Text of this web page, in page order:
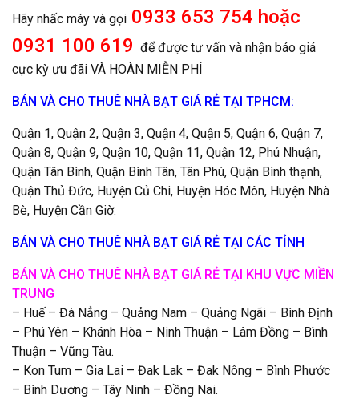
Hãy nhấc máy và gọi 0933 653 754 hoặc
0931 100 619 để được tư vấn và nhận báo giá
cực kỳ ưu đãi VÀ HOÀN MIỄN PHÍ
BÁN VÀ CHO THUÊ NHÀ BẠT GIÁ RẺ TẠI TPHCM:
Quận 1, Quận 2, Quận 3, Quận 4, Quận 5, Quận 6, Quận 7,
Quận 8, Quận 9, Quận 10, Quận 11, Quận 12, Phú Nhuận,
Quận Tân Bình, Quận Bình Tân, Tân Phú, Quận Bình thạnh,
Quận Thủ Đức, Huyện Củ Chi, Huyện Hóc Môn, Huyện Nhà
Bè, Huyện Cần Giờ.
BÁN VÀ CHO THUÊ NHÀ BẠT GIÁ RẺ TẠI CÁC TỈNH
BÁN VÀ CHO THUÊ NHÀ BẠT GIÁ RẺ TẠI KHU VỰC MIỀN
TRUNG
– Huế – Đà Nẳng – Quảng Nam – Quảng Ngãi – Bình Định
– Phú Yên – Khánh Hòa – Ninh Thuận – Lâm Đồng – Bình
Thuận – Vũng Tàu.
– Kon Tum – Gia Lai – Đak Lak – Đak Nông – Bình Phước
– Bình Dương – Tây Ninh – Đồng Nai.